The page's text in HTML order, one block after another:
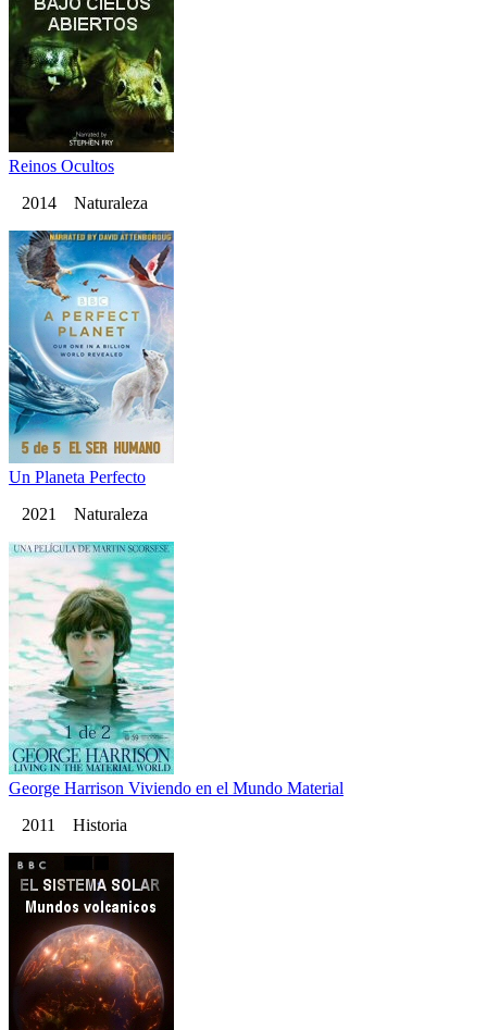
Reinos Ocultos
2014 Naturaleza
Un Planeta Perfecto
2021 Naturaleza
George Harrison Viviendo en el Mundo Material
2011 Historia